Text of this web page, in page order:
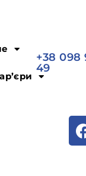
+38 098
49